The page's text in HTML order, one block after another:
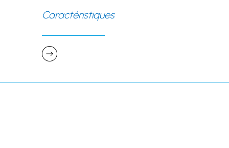
Caractéristiques